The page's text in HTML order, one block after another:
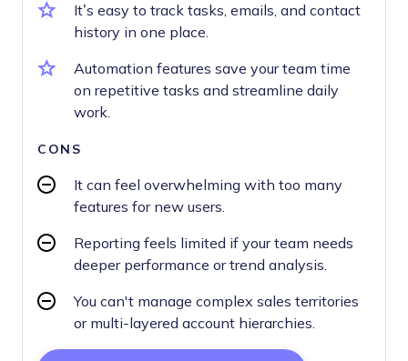
It’s easy to track tasks, emails, and contact
history in one place.
Automation features save your team time
on repetitive tasks and streamline daily
work.
CONS
It can feel overwhelming with too many
features for new users.
Reporting feels limited if your team needs
deeper performance or trend analysis.
You can't manage complex sales territories
or multi-layered account hierarchies.